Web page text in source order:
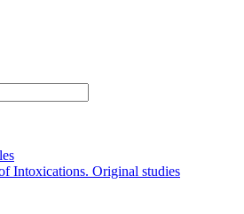
Intoxications. Original studies